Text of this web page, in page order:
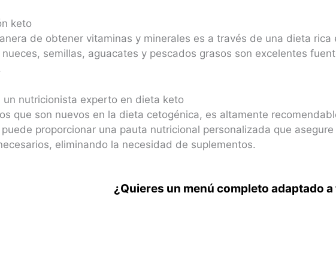
keto
de obtener vitaminas y minerales es a través de una dieta
semillas, aguacates y pescados grasos son excelentes
un nutricionista experto en dieta keto
que son nuevos en la dieta cetogénica, es altamente
proporcionar una pauta nutricional personalizada que
eliminando la necesidad de suplementos.
¿Quieres un menú completo adaptado a